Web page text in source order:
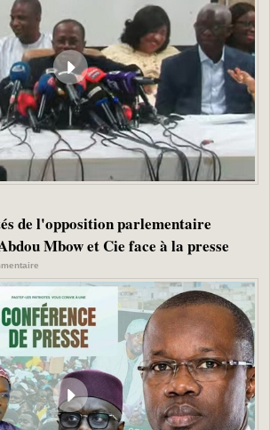
de l'opposition parlementaire
Mbow et Cie face à la presse